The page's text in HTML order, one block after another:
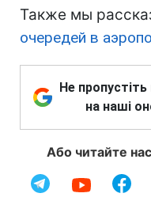
Также мы
очередей в
Не
на наші
Або читайте